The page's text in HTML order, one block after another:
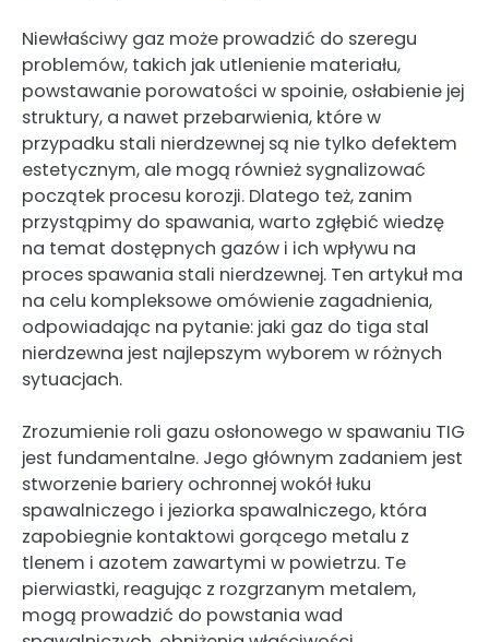
Niewłaściwy gaz może prowadzić do szeregu
problemów, takich jak utlenienie materiału,
powstawanie porowatości w spoinie, osłabienie jej
struktury, a nawet przebarwienia, które w
przypadku stali nierdzewnej są nie tylko defektem
estetycznym, ale mogą również sygnalizować
początek procesu korozji. Dlatego też, zanim
przystąpimy do spawania, warto zgłębić wiedzę
na temat dostępnych gazów i ich wpływu na
proces spawania stali nierdzewnej. Ten artykuł ma
na celu kompleksowe omówienie zagadnienia,
odpowiadając na pytanie: jaki gaz do tiga stal
nierdzewna jest najlepszym wyborem w różnych
sytuacjach.
Zrozumienie roli gazu osłonowego w spawaniu TIG
jest fundamentalne. Jego głównym zadaniem jest
stworzenie bariery ochronnej wokół łuku
spawalniczego i jeziorka spawalniczego, która
zapobiegnie kontaktowi gorącego metalu z
tlenem i azotem zawartymi w powietrzu. Te
pierwiastki, reagując z rozgrzanym metalem,
mogą prowadzić do powstania wad